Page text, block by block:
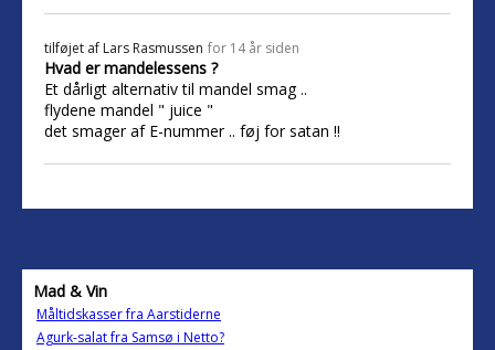
tilføjet af Lars Rasmussen for 14 år siden
Hvad er mandelessens ?
Et dårligt alternativ til mandel smag ..
flydene mandel " juice "
det smager af E-nummer .. føj for satan !!
Mad & Vin
Måltidskasser fra Aarstiderne
Agurk-salat fra Samsø i Netto?